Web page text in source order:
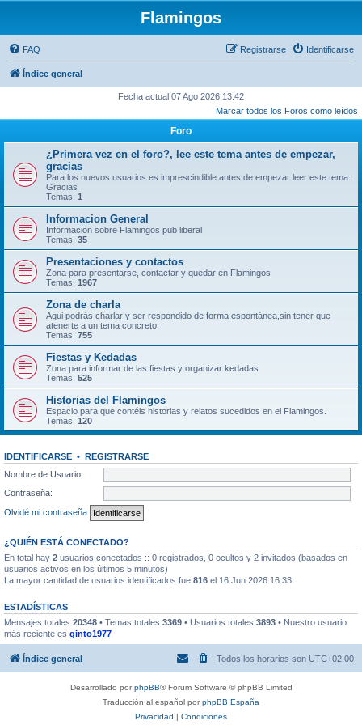
Flamingos
FAQ Identificarse
Registrarse
Índice general
Fecha actual 07 Ago 2026 13:42
Marcar todos los Foros como leídos
Foro
¿Primera vez en el foro?, lee este tema antes de empezar,
gracias
Para los nuevos usuarios es imprescindible antes de empezar leer este tema.
Gracias
Temas: 1
Informacion General
Informacion sobre Flamingos pub liberal
Temas: 35
Presentaciones y contactos
Zona para presentarse, contactar y quedar en Flamingos
Temas: 1967
Zona de charla
Aqui podrás charlar y ser respondido de forma espontánea,sin tener que
atenerte a un tema concreto.
Temas: 755
Fiestas y Kedadas
Zona para informar de las fiestas y organizar kedadas
Temas: 525
Historias del Flamingos
Espacio para que contéis historias y relatos sucedidos en el Flamingos.
Temas: 120
IDENTIFICARSE • REGISTRARSE
Nombre de Usuario:
Contraseña:
Olvidé mi contraseña
¿QUIÉN ESTÁ CONECTADO?
En total hay 2 usuarios conectados :: 0 registrados, 0 ocultos y 2 invitados (basados en
usuarios activos en los últimos 5 minutos)
La mayor cantidad de usuarios identificados fue 816 el 16 Jun 2026 16:33
ESTADÍSTICAS
Mensajes totales 20348 • Temas totales 3369 • Usuarios totales 3893 • Nuestro usuario
más reciente es ginto1977
Índice general Todos los horarios son UTC+02:00
Desarrollado porphpBB® Forum Software © phpBB Limited
Traducción al español porphpBB España
Privacidad | Condiciones